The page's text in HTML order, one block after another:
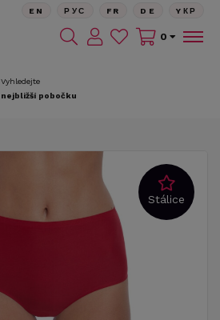
Vyhledejte
nejbližší pobočku
EN РУС FR DE YКР
0
Stálice